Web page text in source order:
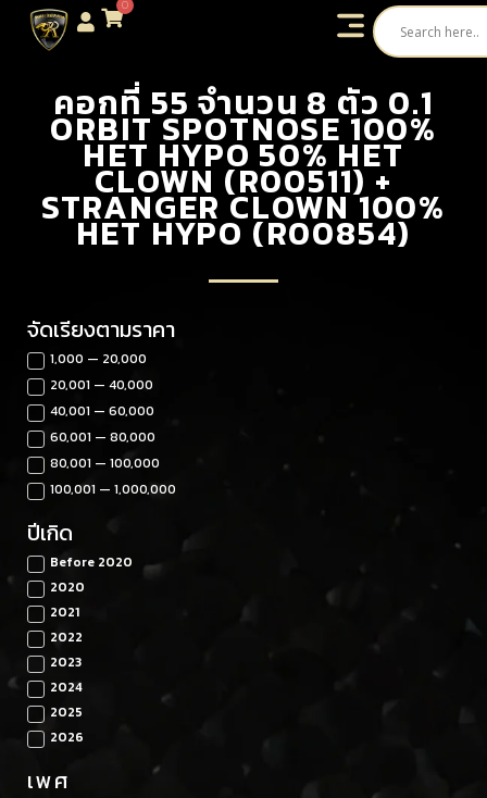
0
คอกที่ 55 จำนวน 8 ตัว 0.1
ORBIT SPOTNOSE 100%
HET HYPO 50% HET
CLOWN (R00511) +
STRANGER CLOWN 100%
HET HYPO (R00854)
จัดเรียงตามราคา
1,000 — 20,000
20,001 — 40,000
40,001 — 60,000
60,001 — 80,000
80,001 — 100,000
100,001 — 1,000,000
ปีเกิด
Before 2020
2020
2021
2022
2023
2024
2025
2026
เพศ